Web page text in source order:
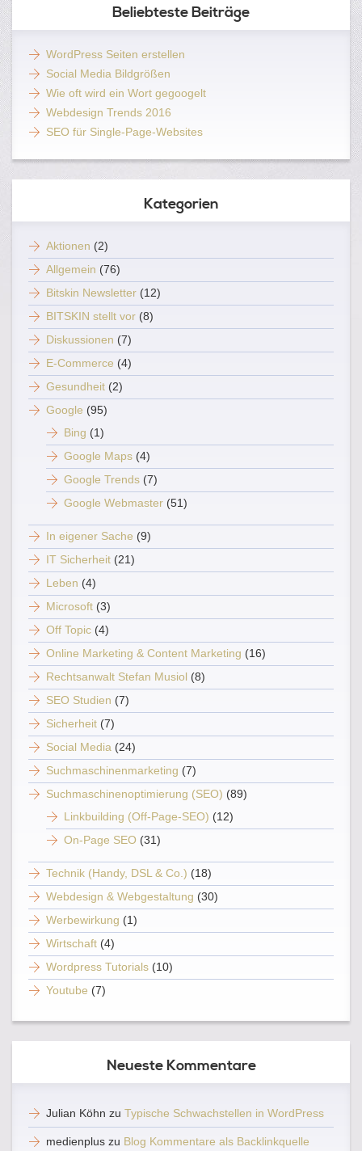
Beliebteste Beiträge
WordPress Seiten erstellen
Social Media Bildgrößen
Wie oft wird ein Wort gegoogelt
Webdesign Trends 2016
SEO für Single-Page-Websites
Kategorien
Aktionen (2)
Allgemein (76)
Bitskin Newsletter (12)
BITSKIN stellt vor (8)
Diskussionen (7)
E-Commerce (4)
Gesundheit (2)
Google (95)
Bing (1)
Google Maps (4)
Google Trends (7)
Google Webmaster (51)
In eigener Sache (9)
IT Sicherheit (21)
Leben (4)
Microsoft (3)
Off Topic (4)
Online Marketing & Content Marketing (16)
Rechtsanwalt Stefan Musiol (8)
SEO Studien (7)
Sicherheit (7)
Social Media (24)
Suchmaschinenmarketing (7)
Suchmaschinenoptimierung (SEO) (89)
Linkbuilding (Off-Page-SEO) (12)
On-Page SEO (31)
Technik (Handy, DSL & Co.) (18)
Webdesign & Webgestaltung (30)
Werbewirkung (1)
Wirtschaft (4)
Wordpress Tutorials (10)
Youtube (7)
Neueste Kommentare
Julian Köhn zu Typische Schwachstellen in WordPress
medienplus zu Blog Kommentare als Backlinkquelle